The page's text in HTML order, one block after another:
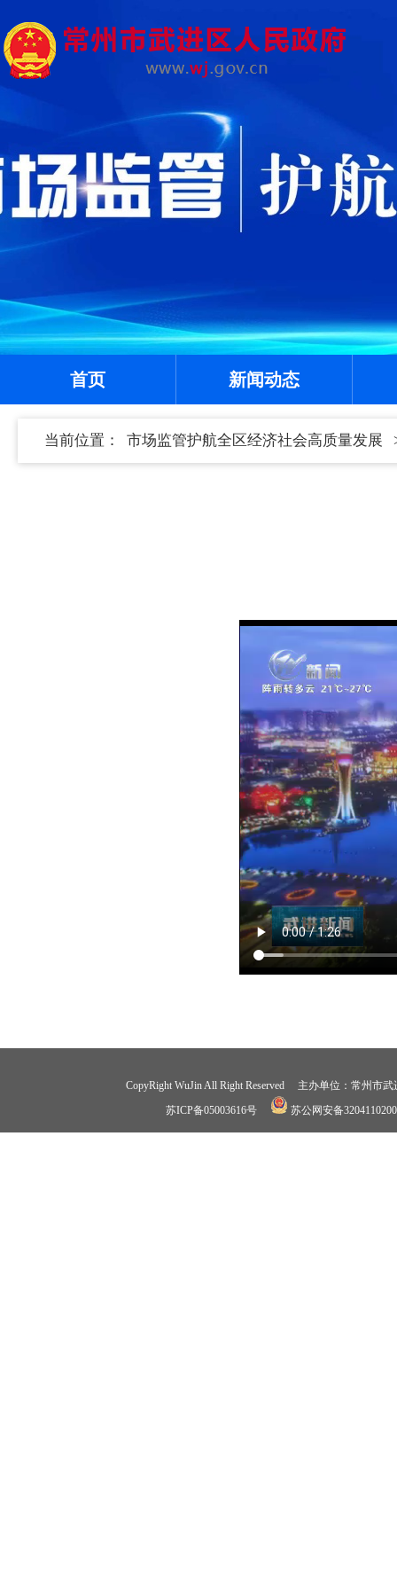
首页 新闻动态
当前位置： 市场监管护航全区经济社会高质量发展
CopyRight WuJin All Right Reserved 主办单位：常州
苏ICP备05003616号
苏公网安备